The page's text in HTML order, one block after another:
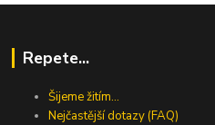
Repete...
Šijeme žitím...
Nejčastější dotazy (FAQ)